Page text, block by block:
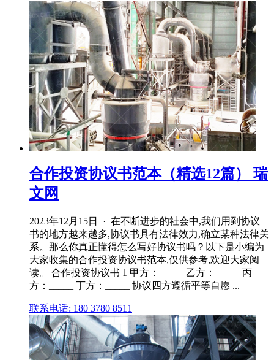
合作投资协议书范本（精选12篇） 瑞
文网
2023年12月15日 · 在不断进步的社会中,我们用到协议
书的地方越来越多,协议书具有法律效力,确立某种法律关
系。那么你真正懂得怎么写好协议书吗？以下是小编为
大家收集的合作投资协议书范本,仅供参考,欢迎大家阅
读。 合作投资协议书 1 甲方：_____ 乙方：_____ 丙
方：_____ 丁方：_____ 协议四方遵循平等自愿 ...
联系电话: 180 3780 8511